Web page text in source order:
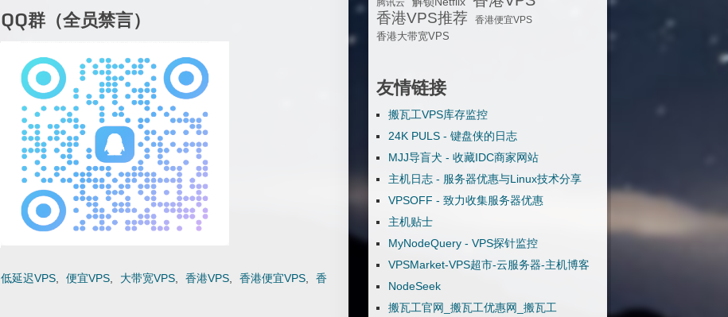
QQ群（全员禁言）
低延迟VPS 便宜VPS 大带宽VPS 香港VPS 香港便宜VPS
香
香港VPS推荐
香港便宜VPS
香港大带宽VPS
友情链接
搬瓦工VPS库存监控
24K PULS - 键盘侠的日志
MJJ导盲犬 - 收藏IDC商家网站
主机日志 - 服务器优惠与Linux技术分享
VPSOFF - 致力收集服务器优惠
主机贴士
MyNodeQuery - VPS探针监控
VPSMarket-VPS超市-云服务器-主机博客
NodeSeek
搬瓦工官网_搬瓦工优惠网_搬瓦工